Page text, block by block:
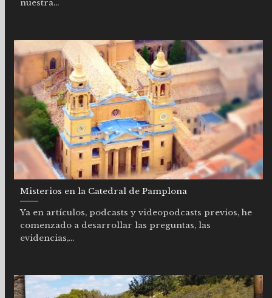
nuestra...
Misterios en la Catedral de Pamplona
Ya en artículos, podcasts y videopodcasts previos, he
comenzado a desarrollar las preguntas, las
evidencias,...